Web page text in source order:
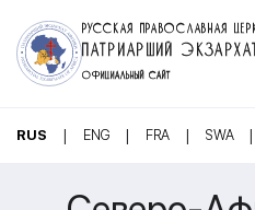
РУССКАЯ ПРАВОСЛАВНАЯ
ПАТРИАРШИЙ
ОФИЦИАЛЬНЫЙ САЙТ
RUS | ENG | FRA | SWA |